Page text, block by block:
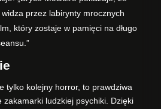
przez labirynty mrocznych
który zostaje w pamięci na długo
tylko kolejny horror, to prawdziwa
zakamarki ludzkiej psychiki. Dzięki